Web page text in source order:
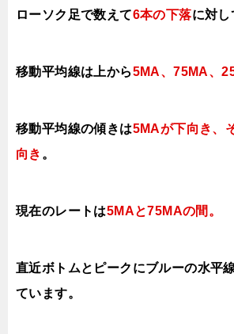
ローソク足で数えて6本の下落に対し
移動平均線は上から5MA、75MA、
移動平均線の傾きは5MAが下向き、
向き 。
現在のレートは5MAと75MAの間 。
直近ボトムとピークにブルーの水平
ています。